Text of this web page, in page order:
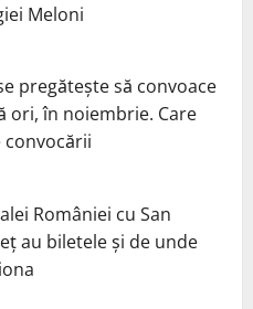
Meloni
pregăteşte să convoace
ori, în noiembrie. Care
României cu San
au biletele și de unde